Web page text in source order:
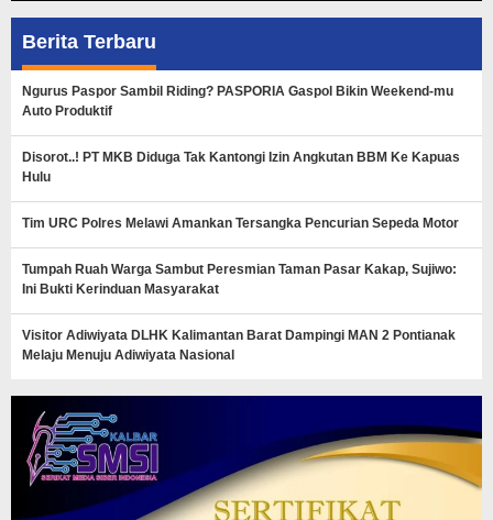
Berita Terbaru
Ngurus Paspor Sambil Riding? PASPORIA Gaspol Bikin Weekend-mu
Auto Produktif
Disorot..! PT MKB Diduga Tak Kantongi Izin Angkutan BBM Ke Kapuas
Hulu
Tim URC Polres Melawi Amankan Tersangka Pencurian Sepeda Motor
Tumpah Ruah Warga Sambut Peresmian Taman Pasar Kakap, Sujiwo:
Ini Bukti Kerinduan Masyarakat
Visitor Adiwiyata DLHK Kalimantan Barat Dampingi MAN 2 Pontianak
Melaju Menuju Adiwiyata Nasional